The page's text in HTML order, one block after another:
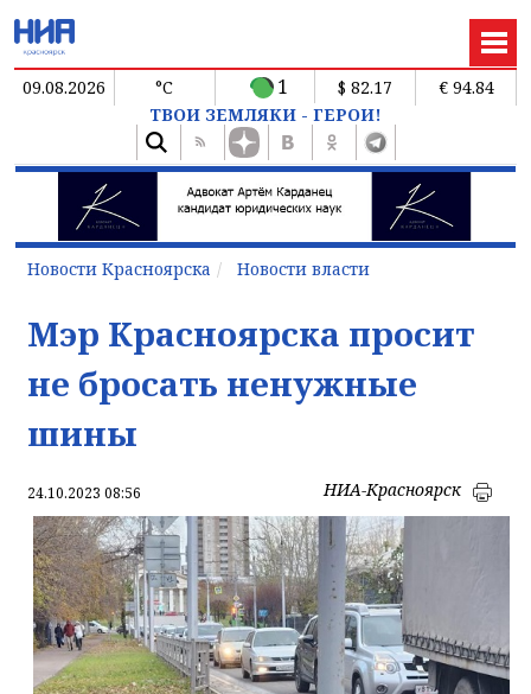
09.08.2026 °C 1 $ 82.17
€ 94.84
ТВОИ ЗЕМЛЯКИ - ГЕРОИ!
Новости Красноярска Новости власти
Мэр Красноярска просит
не бросать ненужные
шины
24.10.2023 08:56 НИА-Красноярск